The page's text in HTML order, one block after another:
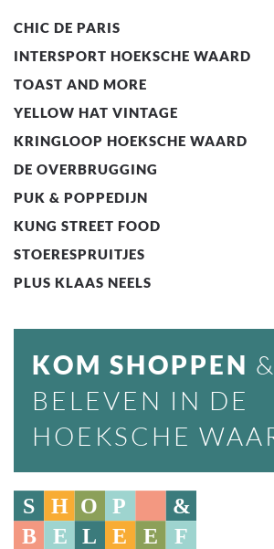
CHIC DE PARIS
INTERSPORT HOEKSCHE WAARD
TOAST AND MORE
YELLOW HAT VINTAGE
KRINGLOOP HOEKSCHE WAARD
DE OVERBRUGGING
PUK & POPPEDIJN
KUNG STREET FOOD
STOERESPRUITJES
PLUS KLAAS NEELS
KOM SHOPPEN &
BELEVEN IN DE
HOEKSCHE